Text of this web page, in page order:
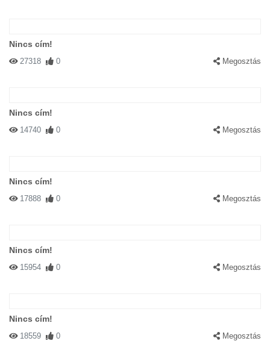
Nincs cím!
27318 0 Megosztás
Nincs cím!
14740 0 Megosztás
Nincs cím!
17888 0 Megosztás
Nincs cím!
15954 0 Megosztás
Nincs cím!
18559 0 Megosztás